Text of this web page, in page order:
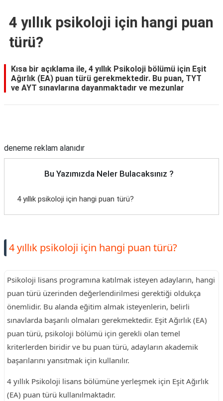
4 yıllık psikoloji için hangi puan
türü?
Kısa bir açıklama ile, 4 yıllık Psikoloji bölümü için Eşit
Ağırlık (EA) puan türü gerekmektedir. Bu puan, TYT
ve AYT sınavlarına dayanmaktadır ve mezunlar
deneme reklam alanıdır
Bu Yazımızda Neler Bulacaksınız ?
4 yıllık psikoloji için hangi puan türü?
4 yıllık psikoloji için hangi puan türü?
Psikoloji lisans programına katılmak isteyen adayların, hangi
puan türü üzerinden değerlendirilmesi gerektiği oldukça
önemlidir. Bu alanda eğitim almak isteyenlerin, belirli
sınavlarda başarılı olmaları gerekmektedir. Eşit Ağırlık (EA)
puan türü, psikoloji bölümü için gerekli olan temel
kriterlerden biridir ve bu puan türü, adayların akademik
başarılarını yansıtmak için kullanılır.
4 yıllık Psikoloji lisans bölümüne yerleşmek için Eşit Ağırlık
(EA) puan türü kullanılmaktadır.